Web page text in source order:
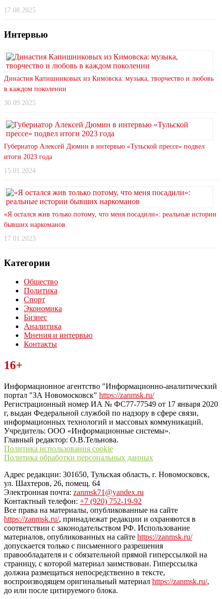
17.08.2025
Интервью
Династия Капишниковых из Кимовска: музыка, творчество и любовь
в каждом поколении
30.09.2025
Губернатор Алексей Дюмин в интервью «Тульской прессе» подвел
итоги 2023 года
15.01.2024
«Я остался жив только потому, что меня посадили»: реальные истории
бывших наркоманов
17.01.2023
Категории
Общество
Политика
Спорт
Экономика
Бизнес
Аналитика
Мнения и интервью
Контакты
Читайте последние новости дня в Тульской области на сайте
“ЗаНовомосковск”
16+
Информационное агентство "Информационно-аналитический
портал "ЗА Новомосковск" https://zanmsk.ru/
Регистрационный номер ИА № ФС77-77549 от 17 января 2020
г, выдан Федеральной службой по надзору в сфере связи,
информационных технологий и массовых коммуникаций.
Учредитель: ООО «Информационные системы».
Главный редактор: О.В.Тельнова.
Политика использования cookie
Политика обработки персональных данных
Адрес редакции: 301650, Тульская область, г. Новомосковск,
ул. Шахтеров, 26, помещ. 64
Электронная почта: zanmsk71@yandex.ru
Контактный телефон: +7 (920) 752-19-92
Все права на материалы, опубликованные на сайте
https://zanmsk.ru/, принадлежат редакции и охраняются в
соответствии с законодательством РФ. Использование
материалов, опубликованных на сайте https://zanmsk.ru/
допускается только с письменного разрешения
правообладателя и с обязательной прямой гиперссылкой на
страницу, с которой материал заимствован. Гиперссылка
должна размещаться непосредственно в тексте,
воспроизводящем оригинальный материал https://zanmsk.ru/,
до или после цитируемого блока.